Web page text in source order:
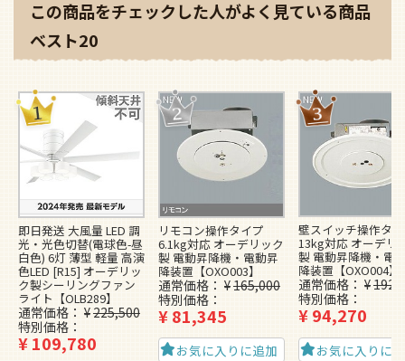
この商品をチェックした人がよく見ている商品
ベスト20
即日発送 大風量 LED 調
光・光色切替(電球色-昼
白色) 6灯 薄型 軽量 高演
色LED [R15] オーデリッ
ク製シーリングファン
ライト【OLB289】
通常価格 ¥225,500
特別価格
¥109,780
リモコン操作タイプ
6.1kg対応 オーデリック
製 電動昇降機・電動昇
降装置【OXO003】
通常価格 ¥165,000
特別価格
¥81,345
お気に入りに追加
壁スイッチ操作タ
13kg対応 オーデリ
製 電動昇降機・電
降装置【OXO004】
通常価格 ¥
特別価格
¥94,270
お気に入りに